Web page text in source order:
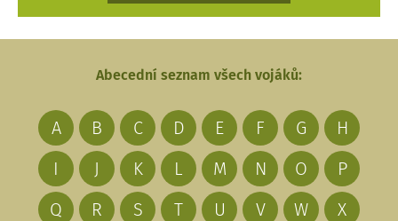
Abecední seznam všech vojáků:
A B C D E F G
H
I
J K L M N O
P
Q
R S T U V W
X